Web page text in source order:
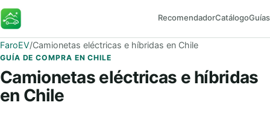
FaroEV RecomendadorCatálogoGuías
FaroEV/Camionetas eléctricas e híbridas en Chile
GUÍA DE COMPRA EN CHILE
Camionetas eléctricas e híbridas
en Chile